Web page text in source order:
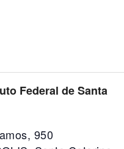
Federal de Santa
950